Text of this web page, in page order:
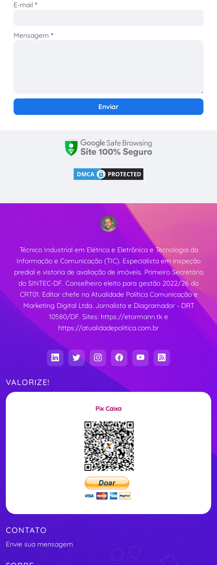
E-mail*
Mensagem*
Técnico Industrial em Elétrica e Eletrônica e Tecnologia da
Informação e Comunicação (TIC). Especialista em inspeção
predial e vistoria de avaliação de imóveis. Primeiro Secretário
do SINTEC-DF. Conselheiro eleito para gestão 2022/26 do
CRT01. Editor chefe na Atualidade Política Comunicação e
Marketing Digital Ltda. Jornalista e Diagramador - DRT
10580/DF. Sites: https://etormann.tk e
https://atualidadepolitica.com.br
VALORIZE!
Pix Caixa
CONTATO
Envie sua mensagem